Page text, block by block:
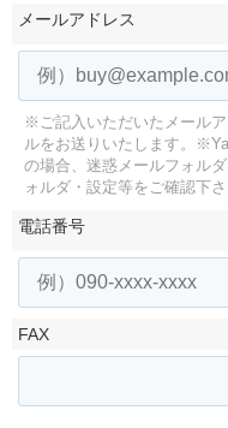
メールアドレス
※ご記入いただいたメール
ルをお送りいたします。
の場合、迷惑メールフォル
ォルダ・設定等をご確認下さ
電話番号
FAX